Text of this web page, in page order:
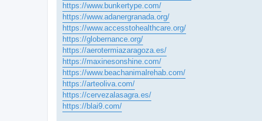
https://www.bunkertype.com/
https://www.adanergranada.org/
https://www.accesstohealthcare.org/
https://globernance.org/
https://aerotermiazaragoza.es/
https://maxinesonshine.com/
https://www.beachanimalrehab.com/
https://arteoliva.com/
https://cervezalasagra.es/
https://blai9.com/